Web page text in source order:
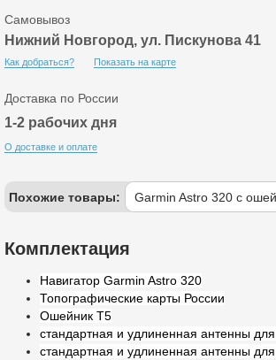
Самовывоз
Нижний Новгород, ул. Пискунова 41
Как добраться? Показать на карте
Доставка по России
1-2 рабочих дня
О доставке и оплате
Похожие товары:
Комплектация
Навигатор Garmin Astro 320
Топографические карты России
Ошейник T5
стандартная и удлиненная антенны
стандартная и удлиненная антенны